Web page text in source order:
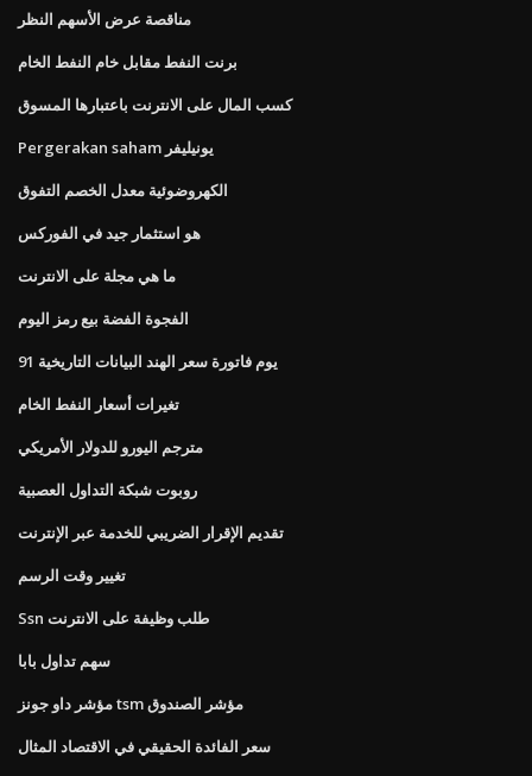
مناقصة عرض الأسهم النظر
برنت النفط مقابل خام النفط الخام
كسب المال على الانترنت باعتبارها المسوق
Pergerakan saham يونيليفر
الكهروضوئية معدل الخصم التفوق
هو استثمار جيد في الفوركس
ما هي مجلة على الانترنت
الفجوة الفضة بيع رمز اليوم
91 يوم فاتورة سعر الهند البيانات التاريخية
تغيرات أسعار النفط الخام
مترجم اليورو للدولار الأمريكي
روبوت شبكة التداول العصبية
تقديم الإقرار الضريبي للخدمة عبر الإنترنت
تغيير وقت الرسم
Ssn طلب وظيفة على الانترنت
سهم تداول بابا
مؤشر داو جونز tsm مؤشر الصندوق
سعر الفائدة الحقيقي في الاقتصاد المثال